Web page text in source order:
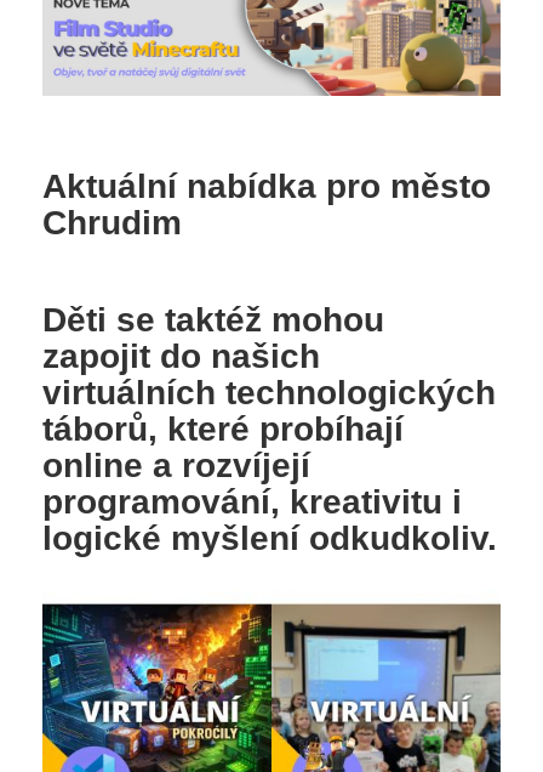
Aktuální nabídka pro město
Chrudim
Děti se taktéž mohou
zapojit do našich
virtuálních technologických
táborů, které probíhají
online a rozvíjejí
programování, kreativitu i
logické myšlení odkudkoliv.